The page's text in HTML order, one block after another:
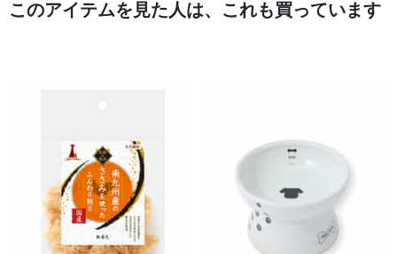
このアイテムを見た人は、これも買っています